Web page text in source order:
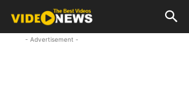
- Advertisement -